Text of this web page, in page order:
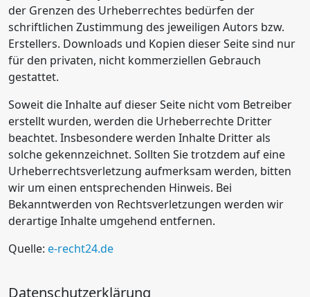
der Grenzen des Urheberrechtes bedürfen der
schriftlichen Zustimmung des jeweiligen Autors bzw.
Erstellers. Downloads und Kopien dieser Seite sind nur
für den privaten, nicht kommerziellen Gebrauch
gestattet.
Soweit die Inhalte auf dieser Seite nicht vom Betreiber
erstellt wurden, werden die Urheberrechte Dritter
beachtet. Insbesondere werden Inhalte Dritter als
solche gekennzeichnet. Sollten Sie trotzdem auf eine
Urheberrechtsverletzung aufmerksam werden, bitten
wir um einen entsprechenden Hinweis. Bei
Bekanntwerden von Rechtsverletzungen werden wir
derartige Inhalte umgehend entfernen.
Quelle: e-recht24.de
Datenschutzerklärung